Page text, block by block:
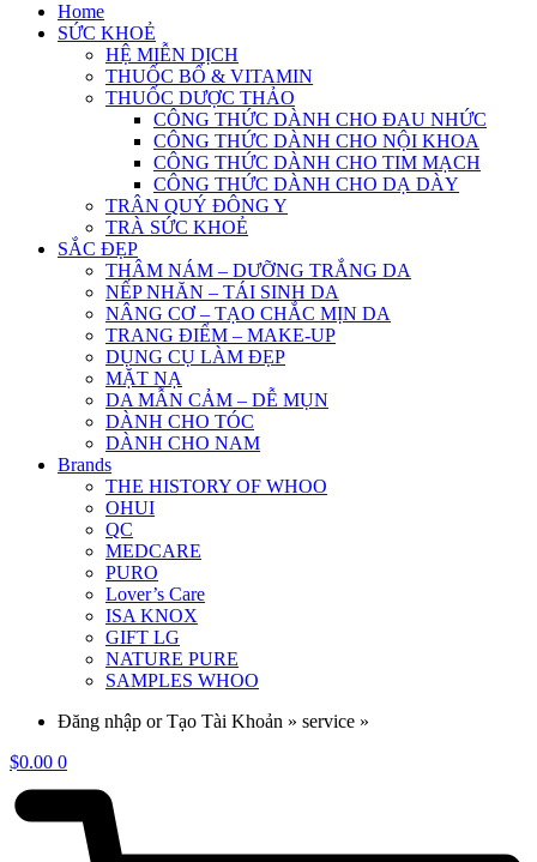
Home
SỨC KHOẺ
HỆ MIỄN DỊCH
THUỐC BỔ & VITAMIN
THUỐC DƯỢC THẢO
CÔNG THỨC DÀNH CHO ĐAU NHỨC
CÔNG THỨC DÀNH CHO NỘI KHOA
CÔNG THỨC DÀNH CHO TIM MẠCH
CÔNG THỨC DÀNH CHO DẠ DÀY
TRÂN QUÝ ĐÔNG Y
TRÀ SỨC KHOẺ
SẮC ĐẸP
THÂM NÁM – DƯỠNG TRẮNG DA
NẾP NHĂN – TÁI SINH DA
NÂNG CƠ – TẠO CHẮC MỊN DA
TRANG ĐIỂM – MAKE-UP
DỤNG CỤ LÀM ĐẸP
MẶT NẠ
DA MẪN CẢM – DỄ MỤN
DÀNH CHO TÓC
DÀNH CHO NAM
Brands
THE HISTORY OF WHOO
OHUI
QC
MEDCARE
PURO
Lover’s Care
ISA KNOX
GIFT LG
NATURE PURE
SAMPLES WHOO
Đăng nhập or Tạo Tài Khoản » service »
$0.00 0